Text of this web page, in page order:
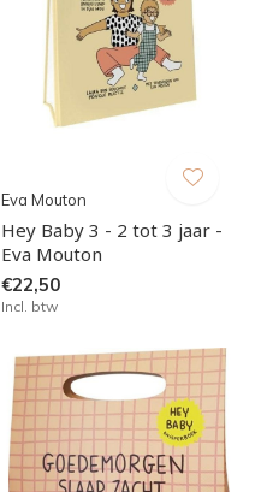
Eva Mouton
Hey Baby 3 - 2 tot 3 jaar -
Eva Mouton
€22,50
Incl. btw